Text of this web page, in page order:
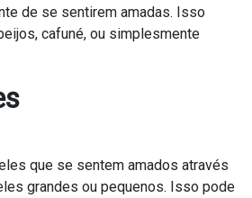
de se sentirem amadas. Isso
cafuné, ou simplesmente
que se sentem amados através
grandes ou pequenos. Isso pode